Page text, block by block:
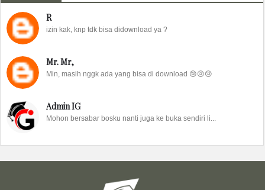
R
izin kak, knp tdk bisa didownload ya ?
Mr. Mr,
Min, masih nggk ada yang bisa di download 😢😢😢
Admin IG
Mohon bersabar bosku nanti juga ke buka sendiri li...